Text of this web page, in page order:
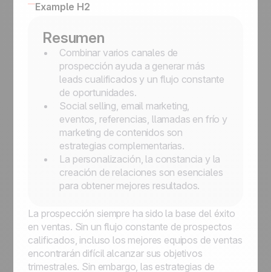
Example H2
Resumen
Combinar varios canales de
prospección ayuda a generar más
leads cualificados y un flujo constante
de oportunidades.
Social selling, email marketing,
eventos, referencias, llamadas en frío y
marketing de contenidos son
estrategias complementarias.
La personalización, la constancia y la
creación de relaciones son esenciales
para obtener mejores resultados.
La prospección siempre ha sido la base del éxito
en ventas. Sin un flujo constante de prospectos
calificados, incluso los mejores equipos de ventas
encontrarán difícil alcanzar sus objetivos
trimestrales. Sin embargo, las estrategias de